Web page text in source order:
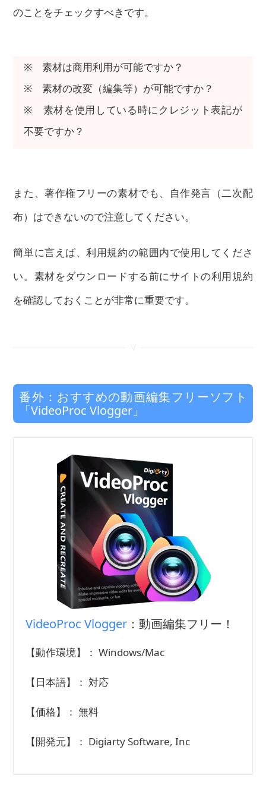
のことをチェックすべきです。
※ 素材は商用利用が可能ですか？
※ 素材の改変（編集等）が可能ですか？
※ 素材を使用している時にクレジット表記が
不要ですか？
また、著作権フリーの素材でも、自作発言（二次配
布）はできないので注意してください。
簡単に言えば、利用規約の範囲内で使用してくださ
い。素材をダウンロードする前にサイトの利用規約
を確認しておくことが非常に重要です。
番外：おすすめの動画編集フリーソフト
「VideoProc Vlogger」
VideoProc Vlogger ：動画編集フリー！
【動作環境】： Windows/Mac
【日本語】： 対応
【価格】： 無料
【開発元】： Digiarty Software, Inc